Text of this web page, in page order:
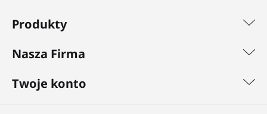
Produkty
Nasza Firma
Twoje konto